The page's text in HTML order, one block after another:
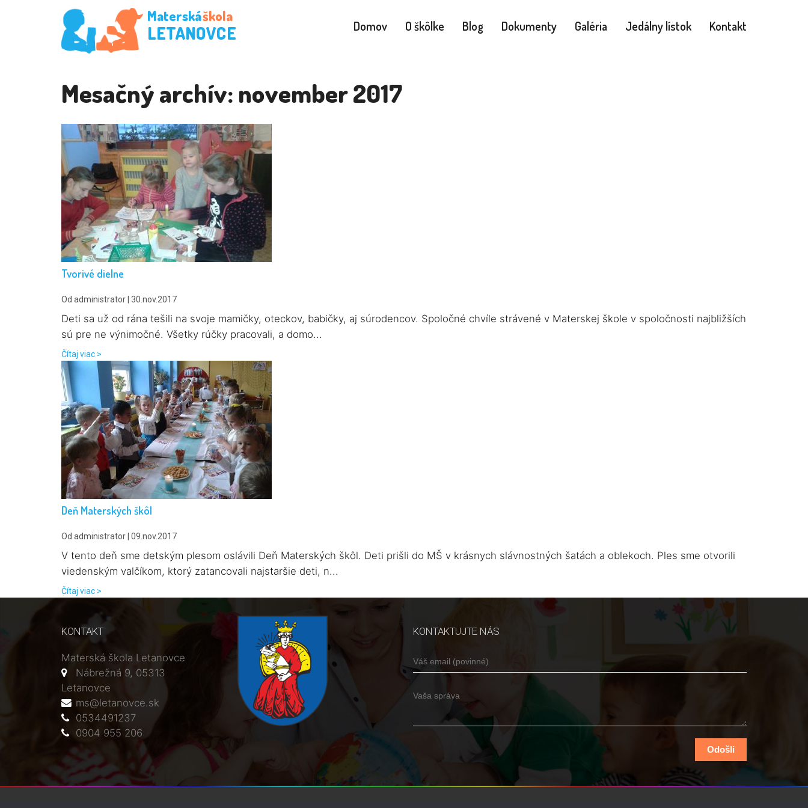
Materskáškola
LETANOVCE Domov O škôlke Blog Dokumenty Galéria Jedálny lístok Kontakt
Mesačný archív: november 2017
Tvorivé dielne
Od administrator | 30.nov.2017
Deti sa už od rána tešili na svoje mamičky, oteckov, babičky, aj súrodencov. Spoločné chvíle strávené v Materskej škole v spoločnosti najbližších
sú pre ne výnimočné. Všetky rúčky pracovali, a domo...
Čítaj viac >
Deň Materských škôl
Od administrator | 09.nov.2017
V tento deň sme detským plesom oslávili Deň Materských škôl. Deti prišli do MŠ v krásnych slávnostných šatách a oblekoch. Ples sme otvorili
viedenským valčíkom, ktorý zatancovali najstaršie deti, n...
Čítaj viac >
KONTAKT
Materská škola Letanovce
Nábrežná 9, 05313
Letanovce
ms@letanovce.sk
0534491237
0904 955 206
KONTAKTUJTE NÁS